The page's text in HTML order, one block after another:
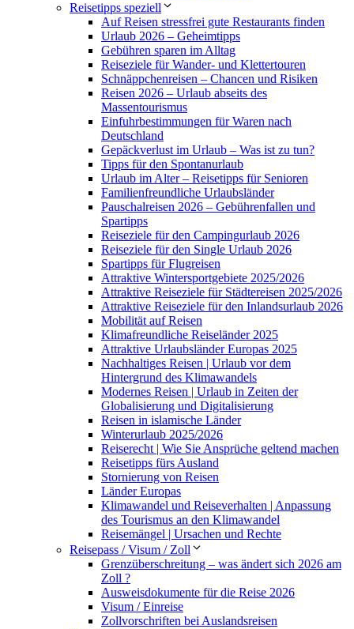
Reisetipps speziell
Auf Reisen stressfrei gute Restaurants finden
Urlaub 2026 – Geheimtipps
Gebühren sparen im Alltag
Reiseziele für Wander- und Klettertouren
Schnäppchenreisen – Chancen und Risiken
Reisen 2026 – Urlaub abseits des
Massentourismus
Einfuhrbestimmungen für Waren nach
Deutschland
Gepäckverlust im Urlaub – Was ist zu tun?
Tipps für den Spontanurlaub
Urlaub im Alter – Reisetipps für Senioren
Familienfreundliche Urlaubsländer
Pauschalreisen 2026 – Gebührenfallen und
Spartipps
Reiseziele für den Campingurlaub 2026
Reiseziele für den Single Urlaub 2026
Spartipps für Flugreisen
Attraktive Wintersportgebiete 2025/2026
Attraktive Reiseziele für Städtereisen 2025/2026
Attraktive Reiseziele für den Inlandsurlaub 2026
Mobilität auf Reisen
Klimafreundliche Reiseländer 2025
Attraktive Urlaubsländer Europas 2025
Nachhaltiges Reisen | Urlaub vor dem
Hintergrund des Klimawandels
Modernes Reisen | Urlaub in Zeiten der
Globalisierung und Digitalisierung
Reisen in islamische Länder
Winterurlaub 2025/2026
Reiserecht | Wie Sie Ansprüche geltend machen
Reisetipps fürs Ausland
Stornierung von Reisen
Länder Europas
Klimawandel und Reiseverhalten | Anpassung
des Tourismus an den Klimawandel
Reisemängel | Ursachen und Rechte
Reisepass / Visum / Zoll
Grenzüberschreitung – was ändert sich 2026 am
Zoll ?
Ausweisdokumente für die Reise 2026
Visum / Einreise
Zollvorschriften bei Auslandsreisen